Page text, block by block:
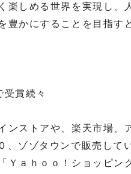
楽しめる世界を実現し、
豊かにすることを目指す
受賞続々
ンストアや、楽天市場、
、ゾゾタウンで販売して
Ｙａｈｏｏ！ショッピン